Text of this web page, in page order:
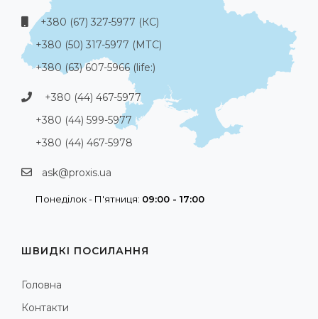
+380 (67) 327-5977 (КС)
+380 (50) 317-5977 (МТС)
+380 (63) 607-5966 (life:)
+380 (44) 467-5977
+380 (44) 599-5977
+380 (44) 467-5978
ask@proxis.ua
Понеділок - П'ятниця: 09:00 - 17:00
ШВИДКІ ПОСИЛАННЯ
Головна
Контакти